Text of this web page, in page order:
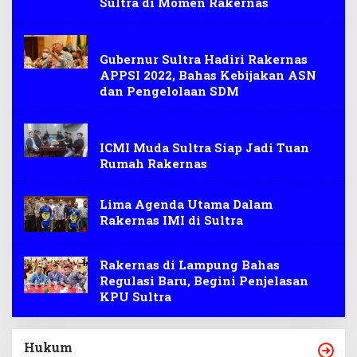
Gubernur Sultra Hadiri Rakernas
APPSI 2022, Bahas Kebijakan ASN
dan Pengelolaan SDM
ICMI Muda Sultra Siap Jadi Tuan
Rumah Rakernas
Lima Agenda Utama Dalam
Rakernas IMI di Sultra
Rakernas di Lampung Bahas
Regulasi Baru, Begini Penjelasan
KPU Sultra
Hukum